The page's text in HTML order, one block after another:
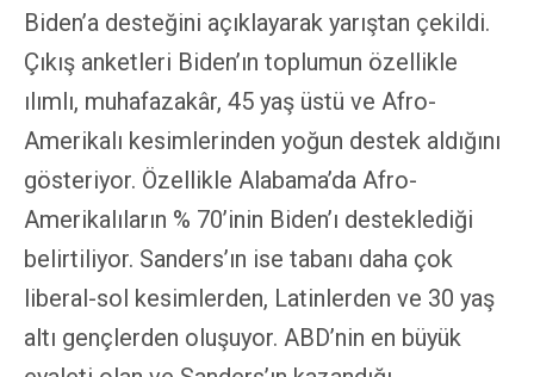
Biden’a desteğini açıklayarak yarıştan çekildi.
Çıkış anketleri Biden’ın toplumun özellikle
ılımlı, muhafazakâr, 45 yaş üstü ve Afro-
Amerikalı kesimlerinden yoğun destek aldığını
gösteriyor. Özellikle Alabama’da Afro-
Amerikalıların % 70’inin Biden’ı desteklediği
belirtiliyor. Sanders’ın ise tabanı daha çok
liberal-sol kesimlerden, Latinlerden ve 30 yaş
altı gençlerden oluşuyor. ABD’nin en büyük